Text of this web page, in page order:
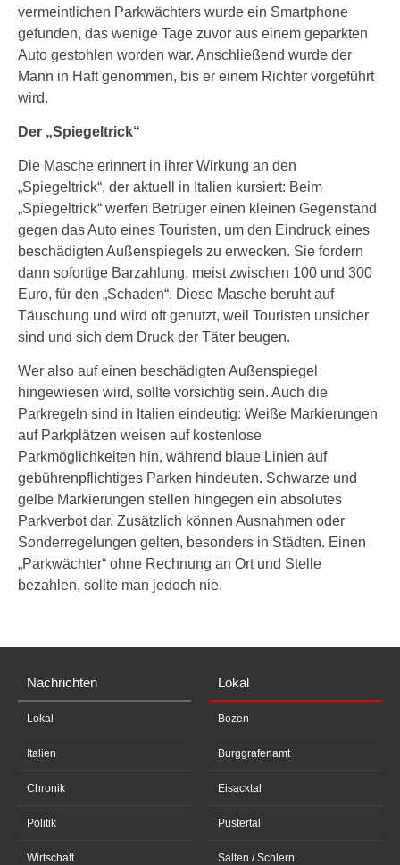
vermeintlichen Parkwächters wurde ein Smartphone
gefunden, das wenige Tage zuvor aus einem geparkten
Auto gestohlen worden war. Anschließend wurde der
Mann in Haft genommen, bis er einem Richter vorgeführt
wird.
Der „Spiegeltrick“
Die Masche erinnert in ihrer Wirkung an den
„Spiegeltrick“, der aktuell in Italien kursiert: Beim
„Spiegeltrick“ werfen Betrüger einen kleinen Gegenstand
gegen das Auto eines Touristen, um den Eindruck eines
beschädigten Außenspiegels zu erwecken. Sie fordern
dann sofortige Barzahlung, meist zwischen 100 und 300
Euro, für den „Schaden“. Diese Masche beruht auf
Täuschung und wird oft genutzt, weil Touristen unsicher
sind und sich dem Druck der Täter beugen.
Wer also auf einen beschädigten Außenspiegel
hingewiesen wird, sollte vorsichtig sein. Auch die
Parkregeln sind in Italien eindeutig: Weiße Markierungen
auf Parkplätzen weisen auf kostenlose
Parkmöglichkeiten hin, während blaue Linien auf
gebührenpflichtiges Parken hindeuten. Schwarze und
gelbe Markierungen stellen hingegen ein absolutes
Parkverbot dar. Zusätzlich können Ausnahmen oder
Sonderregelungen gelten, besonders in Städten. Einen
„Parkwächter“ ohne Rechnung an Ort und Stelle
bezahlen, sollte man jedoch nie.
Nachrichten
Lokal
Italien
Chronik
Politik
Wirtschaft
Lokal
Bozen
Burggrafenamt
Eisacktal
Pustertal
Salten / Schlern